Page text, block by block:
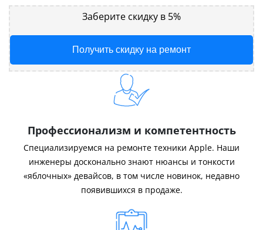
Заберите скидку в 5%
Получить скидку на ремонт
Профессионализм и компетентность
Специализируемся на ремонте техники Apple. Наши
инженеры досконально знают нюансы и тонкости
«яблочных» девайсов, в том числе новинок, недавно
появившихся в продаже.